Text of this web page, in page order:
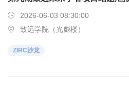
2026-06-03 08:30:00
致远学院（光彪楼）
ZIRC沙龙